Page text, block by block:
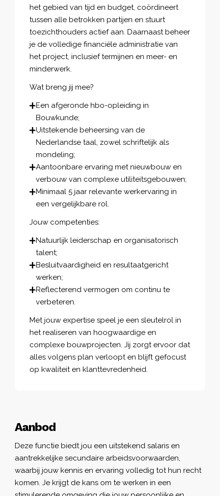
Aanbod
Deze functie biedt jou een uitstekend salaris en
aantrekkelijke secundaire arbeidsvoorwaarden,
waarbij jouw kennis en ervaring volledig tot hun recht
komen. Je krijgt de kans om te werken in een
het gebied van tijd en budget, coördineert
tussen alle betrokken partijen en stuurt
toezichthouders actief aan. Daarnaast beheer
je de volledige financiële administratie van
het project, inclusief termijnen en meer- en
minderwerk.
Wat breng jij mee?
Een afgeronde hbo-opleiding in
Bouwkunde;
Uitstekende beheersing van de
Nederlandse taal, zowel schriftelijk als
mondeling;
Aantoonbare ervaring met nieuwbouw en
verbouw van complexe utiliteitsgebouwen;
Minimaal 5 jaar relevante werkervaring in
een vergelijkbare rol.
Jouw competenties:
Natuurlijk leiderschap en organisatorisch
talent;
Besluitvaardigheid en resultaatgericht
werken;
Reflecterend vermogen om continu te
verbeteren.
Met jouw expertise speel je een sleutelrol in
het realiseren van hoogwaardige en
complexe bouwprojecten. Jij zorgt ervoor dat
alles volgens plan verloopt en blijft gefocust
op kwaliteit en klanttevredenheid.